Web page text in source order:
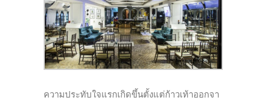
ความประทับใจแรกเกิดขึ้นตั้งแต่ก้าวเท้าออกจา